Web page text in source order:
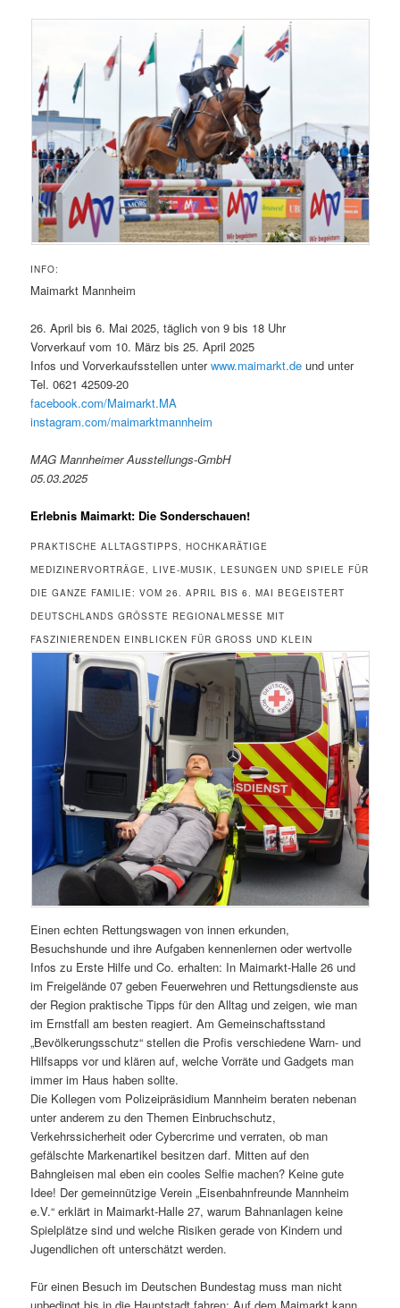
INFO:
Maimarkt Mannheim
26. April bis 6. Mai 2025, täglich von 9 bis 18 Uhr
Vorverkauf vom 10. März bis 25. April 2025
Infos und Vorverkaufsstellen unterwww.maimarkt.de und unter
Tel. 0621 42509-20
facebook.com/Maimarkt.MA
instagram.com/maimarktmannheim
MAG Mannheimer Ausstellungs-GmbH
05.03.2025
Erlebnis Maimarkt: Die Sonderschauen!
PRAKTISCHE ALLTAGSTIPPS, HOCHKARÄTIGE
MEDIZINERVORTRÄGE, LIVE-MUSIK, LESUNGEN UND SPIELE FÜR
DIE GANZE FAMILIE: VOM 26. APRIL BIS 6. MAI BEGEISTERT
DEUTSCHLANDS GRÖSSTE REGIONALMESSE MIT F
ASZINIERENDEN EINBLICKEN FÜR GROSS UND KLEIN
Einen echten Rettungswagen von innen erkunden,
Besuchshunde und ihre Aufgaben kennenlernen oder wertvolle
Infos zu Erste Hilfe und Co. erhalten: In Maimarkt-Halle 26 und
im Freigelände 07 geben Feuerwehren und Rettungsdienste aus
der Region praktische Tipps für den Alltag und zeigen, wie man
im Ernstfall am besten reagiert. Am Gemeinschaftsstand
„Bevölkerungsschutz“ stellen die Profis verschiedene Warn- und
Hilfsapps vor und klären auf, welche Vorräte und Gadgets man
immer im Haus haben sollte.
Die Kollegen vom Polizeipräsidium Mannheim beraten nebenan
unter anderem zu den Themen Einbruchschutz,
Verkehrssicherheit oder Cybercrime und verraten, ob man
gefälschte Markenartikel besitzen darf. Mitten auf den
Bahngleisen mal eben ein cooles Selfie machen? Keine gute
Idee! Der gemeinnützige Verein „Eisenbahnfreunde Mannheim
e.V.“ erklärt in Maimarkt-Halle 27, warum Bahnanlagen keine
Spielplätze sind und welche Risiken gerade von Kindern und
Jugendlichen oft unterschätzt werden.
Für einen Besuch im Deutschen Bundestag muss man nicht
unbedingt bis in die Hauptstadt fahren: Auf dem Maimarkt kann